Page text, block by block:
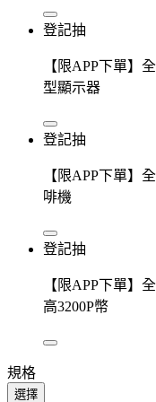
登記抽
【限APP下單】
型顯示器
登記抽
【限APP下單】
啡機
登記抽
【限APP下單】
高3200P幣
規格
選擇